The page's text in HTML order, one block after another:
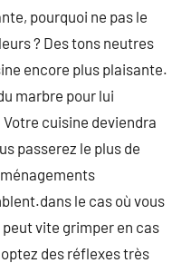
pourquoi ne pas le
? Des tons neutres
encore plus plaisante.
marbre pour lui
cuisine deviendra
passerez le plus de
le cas où vous
vite grimper en cas
des réflexes très